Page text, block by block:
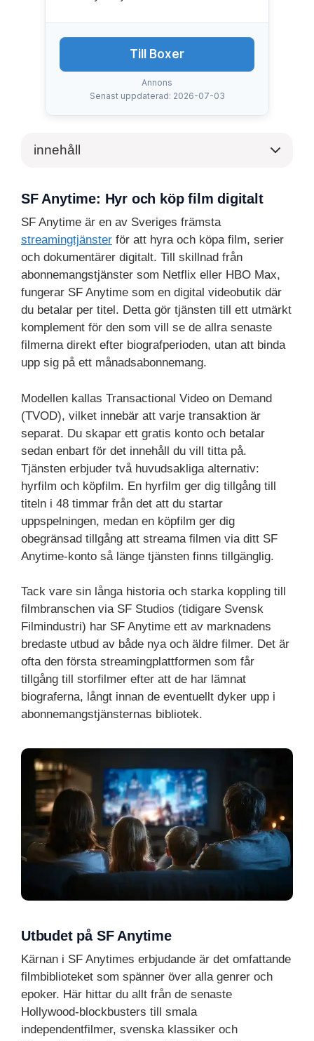
Till Boxer
Annons
Senast uppdaterad: 2026-07-03
innehåll
SF Anytime: Hyr och köp film digitalt
SF Anytime är en av Sveriges främsta
streamingtjänster för att hyra och köpa film, serier
och dokumentärer digitalt. Till skillnad från
abonnemangstjänster som Netflix eller HBO Max,
fungerar SF Anytime som en digital videobutik där
du betalar per titel. Detta gör tjänsten till ett utmärkt
komplement för den som vill se de allra senaste
filmerna direkt efter biografperioden, utan att binda
upp sig på ett månadsabonnemang.
Modellen kallas Transactional Video on Demand
(TVOD), vilket innebär att varje transaktion är
separat. Du skapar ett gratis konto och betalar
sedan enbart för det innehåll du vill titta på.
Tjänsten erbjuder två huvudsakliga alternativ:
hyrfilm och köpfilm. En hyrfilm ger dig tillgång till
titeln i 48 timmar från det att du startar
uppspelningen, medan en köpfilm ger dig
obegränsad tillgång att streama filmen via ditt SF
Anytime-konto så länge tjänsten finns tillgänglig.
Tack vare sin långa historia och starka koppling till
filmbranschen via SF Studios (tidigare Svensk
Filmindustri) har SF Anytime ett av marknadens
bredaste utbud av både nya och äldre filmer. Det är
ofta den första streamingplattformen som får
tillgång till storfilmer efter att de har lämnat
biograferna, långt innan de eventuellt dyker upp i
abonnemangstjänsternas bibliotek.
Utbudet på SF Anytime
Kärnan i SF Anytimes erbjudande är det omfattande
filmbiblioteket som spänner över alla genrer och
epoker. Här hittar du allt från de senaste
Hollywood-blockbusters till smala
independentfilmer, svenska klassiker och